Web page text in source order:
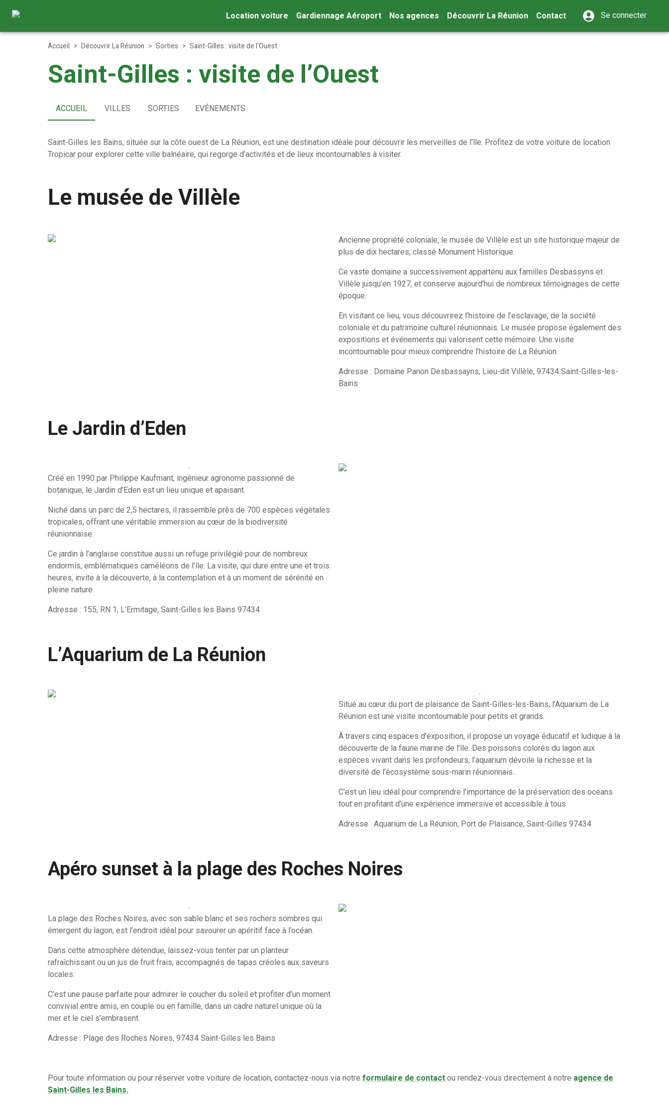
Location voiture Gardiennage Aéroport Nos agences Découvrir La Réunion Contact Se connecter
Accueil > Découvrir La Réunion > Sorties > Saint-Gilles : visite de l’Ouest
Saint-Gilles : visite de l’Ouest
ACCUEIL VILLES SORTIES EVÉNEMENTS
Saint-Gilles les Bains, située sur la côte ouest de La Réunion, est une destination idéale pour découvrir les merveilles de l'île. Profitez de votre voiture de location
Tropicar pour explorer cette ville balnéaire, qui regorge d’activités et de lieux incontournables à visiter.
Le musée de Villèle
Ancienne propriété coloniale, le musée de Villèle est un site historique majeur de
plus de dix hectares, classé Monument Historique.
Ce vaste domaine a successivement appartenu aux familles Desbassyns et
Villèle jusqu’en 1927, et conserve aujourd’hui de nombreux témoignages de cette
époque.
En visitant ce lieu, vous découvrirez l’histoire de l’esclavage, de la société
coloniale et du patrimoine culturel réunionnais. Le musée propose également des
expositions et événements qui valorisent cette mémoire. Une visite
incontournable pour mieux comprendre l’histoire de La Réunion.
Adresse : Domaine Panon Desbassayns, Lieu-dit Villèle, 97434 Saint-Gilles-les-
Bains
Le Jardin d’Eden
Créé en 1990 par Philippe Kaufmant, ingénieur agronome passionné de
botanique, le Jardin d’Eden est un lieu unique et apaisant.
Niché dans un parc de 2,5 hectares, il rassemble près de 700 espèces végétales
tropicales, offrant une véritable immersion au cœur de la biodiversité
réunionnaise.
Ce jardin à l’anglaise constitue aussi un refuge privilégié pour de nombreux
endormis, emblématiques caméléons de l’île. La visite, qui dure entre une et trois
heures, invite à la découverte, à la contemplation et à un moment de sérénité en
pleine nature.
Adresse : 155, RN 1, L’Ermitage, Saint-Gilles les Bains 97434
L’Aquarium de La Réunion
Situé au cœur du port de plaisance de Saint-Gilles-les-Bains, l’Aquarium de La
Réunion est une visite incontournable pour petits et grands.
À travers cinq espaces d’exposition, il propose un voyage éducatif et ludique à la
découverte de la faune marine de l’île. Des poissons colorés du lagon aux
espèces vivant dans les profondeurs, l’aquarium dévoile la richesse et la
diversité de l’écosystème sous-marin réunionnais.
C’est un lieu idéal pour comprendre l’importance de la préservation des océans
tout en profitant d’une expérience immersive et accessible à tous.
Adresse : Aquarium de La Réunion, Port de Plaisance, Saint-Gilles 97434
Apéro sunset à la plage des Roches Noires
La plage des Roches Noires, avec son sable blanc et ses rochers sombres qui
émergent du lagon, est l’endroit idéal pour savourer un apéritif face à l’océan.
Dans cette atmosphère détendue, laissez-vous tenter par un planteur
rafraîchissant ou un jus de fruit frais, accompagnés de tapas créoles aux saveurs
locales.
C’est une pause parfaite pour admirer le coucher du soleil et profiter d’un moment
convivial entre amis, en couple ou en famille, dans un cadre naturel unique où la
mer et le ciel s’embrasent.
Adresse : Plage des Roches Noires, 97434 Saint-Gilles les Bains
Pour toute information ou pour réserver votre voiture de location, contactez-nous via notre formulaire de contact ou rendez-vous directement à notre agence de
Saint-Gilles les Bains.